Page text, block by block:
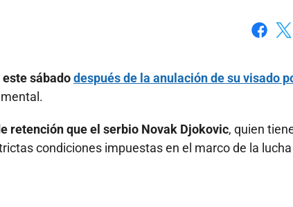
sábadodespués de la anulación de su visado
retención que el serbio Novak Djokovic, quien
condiciones impuestas en el marco de la lucha